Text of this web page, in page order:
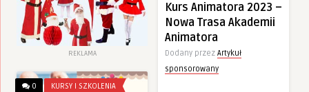
Kurs Animatora 2023 –
Nowa Trasa Akademii
Animatora
Dodany przez Artykuł
sponsorowany
REKLAMA
0 KURSY I SZKOLENIA